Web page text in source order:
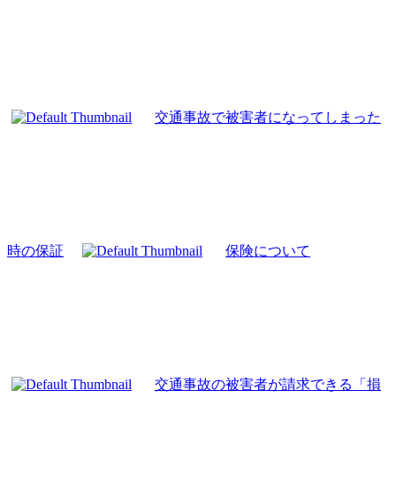
交通事故で被害者になってしまった
時の保証 保険について
交通事故の被害者が請求できる「損